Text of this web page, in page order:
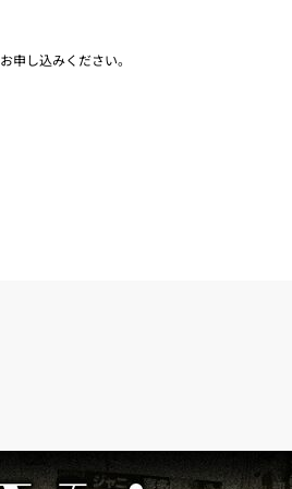
お申し込みください。